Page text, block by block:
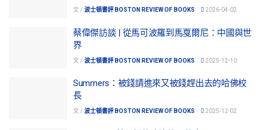
文 / 波士頓書評 BOSTON REVIEW OF BOOKS 2026-04-02
蔡偉傑訪談 | 從馬可波羅到馬戛爾尼：中國與世
界
文 / 波士頓書評 BOSTON REVIEW OF BOOKS 2025-12-10
Summers：被錢請進來又被錢趕出去的哈佛校
長
文 / 波士頓書評 BOSTON REVIEW OF BOOKS 2025-12-02